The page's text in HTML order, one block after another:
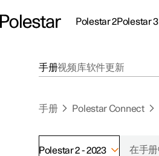
Polestar 2Polestar 3
手册视频库软件更新
手册 Polestar Connect
Polestar 2 - 2023